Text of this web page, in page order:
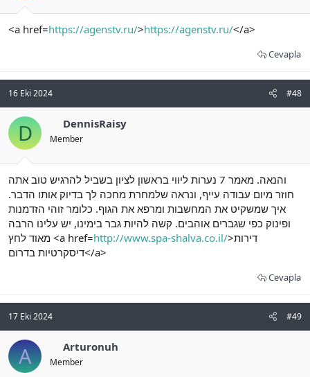
<a href=https://agenstv.ru/>https://agenstv.ru/</a>
Cevapla
16 Eki 2024 #48
D DennisRaisy
Member
והנאה. מאמר 7 נערות ליווי בראשון לציון בשביל להרגיש טוב אתה
חוזר מיום עבודה עייף, ונראה שלמחרת מחכה לך בדיוק אותו הדבר.
איך שמשקיט את המחשבות ומרפא את הגוף. כלומר זוהי הזדמנות
ופינוק כפי שגברים אוהבים. קשה להיות גבר בימינו, יש עלינו הרבה
מאוד לחץ <a href=http://www.spa-shalva.co.il/>דירות
דיסקרטיות בדרום</a>
Cevapla
17 Eki 2024 #49
A Arturonuh
Member